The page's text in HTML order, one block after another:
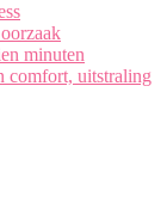
minuten
comfort, uitstraling